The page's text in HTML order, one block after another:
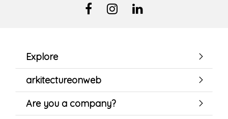
Explore
arkitectureonweb
Are you a company?